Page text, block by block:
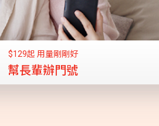
$129起 用量剛剛好
幫長輩辦門號